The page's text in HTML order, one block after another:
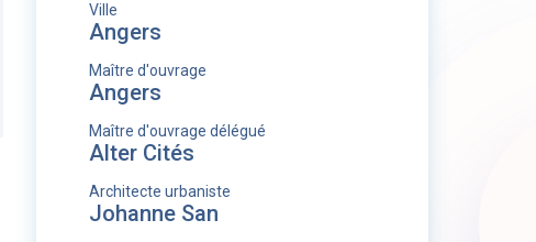
Ville
Angers
Maître d'ouvrage
Angers
Maître d'ouvrage délégué
Alter Cités
Architecte urbaniste
Johanne San